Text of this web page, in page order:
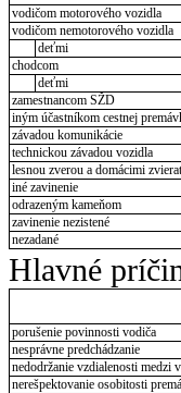
vodičom motorového vozidla
vodičom nemotorového vozidla
deťmi
chodcom
deťmi
zamestnancom SŽD
iným účastníkom cestnej
závadou komunikácie
technickou závadou vozidla
lesnou zverou a domácimi
iné zavinenie
odrazeným kameňom
zavinenie nezistené
nezadané
Hlavné
porušenie povinnosti vodiča
nesprávne predchádzanie
nedodržanie vzdialenosti medzi
nerešpektovanie osobitosti